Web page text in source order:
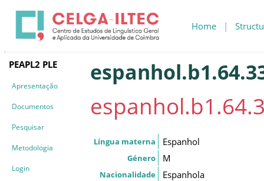
Home |
PEAPL2 PLE
Apresentação
Documentos
Pesquisar
Metodologia
Login
Língua materna Espanhol
Género M
Nacionalidade Espanhola